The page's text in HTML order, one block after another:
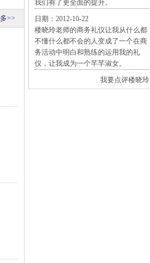
>>
我们有了更全面的提升。
日期：2012-10-22
楼晓玲老师的商务礼仪让我从什么都
不懂什么都不会的人变成了一个在商
务活动中明白和熟练的运用我的礼
仪，让我成为一个芊芊淑女。
我要点评楼晓玲